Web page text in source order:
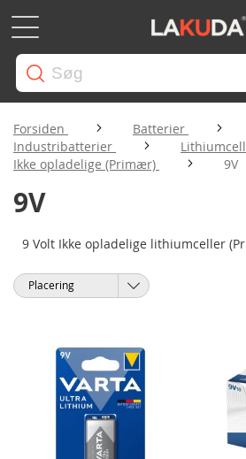
Forsiden
Batterier
Industribatterier
Ikke opladelige (Primær)
9V
9V
9 Volt Ikke opladelige lithiumceller
Sorter